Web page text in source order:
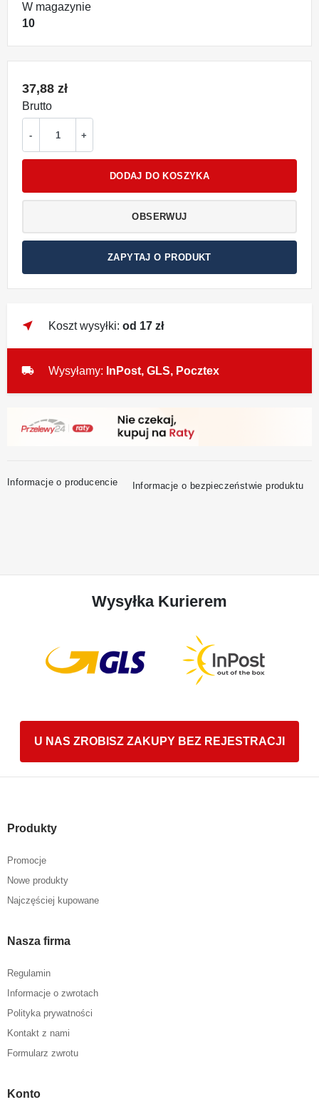
W magazynie
10
37,88 zł
Brutto
- +
DODAJ DO KOSZYKA
OBSERWUJ
ZAPYTAJ O PRODUKT
near_me Koszt wysyłki: od 17 zł
local_shipping Wysyłamy: InPost, GLS, Pocztex
Informacje o producencie Informacje o bezpieczeństwie produktu
Wysyłka Kurierem
U NAS ZROBISZ ZAKUPY BEZ REJESTRACJI
Produkty
Promocje
Nowe produkty
Najczęściej kupowane
Nasza firma
Regulamin
Informacje o zwrotach
Polityka prywatności
Kontakt z nami
Formularz zwrotu
Konto